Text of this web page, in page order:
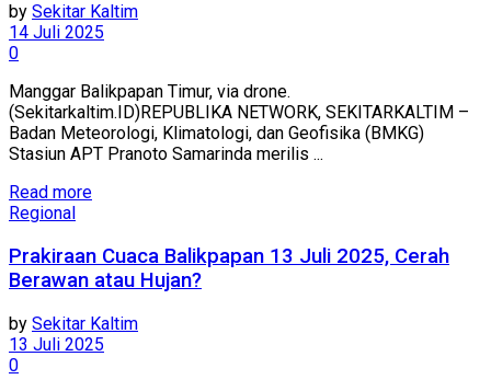
by Sekitar Kaltim
14 Juli 2025
0
Manggar Balikpapan Timur, via drone.
(Sekitarkaltim.ID)REPUBLIKA NETWORK, SEKITARKALTIM –
Badan Meteorologi, Klimatologi, dan Geofisika (BMKG)
Stasiun APT Pranoto Samarinda merilis ...
Read more
Regional
Prakiraan Cuaca Balikpapan 13 Juli 2025, Cerah
Berawan atau Hujan?
by Sekitar Kaltim
13 Juli 2025
0